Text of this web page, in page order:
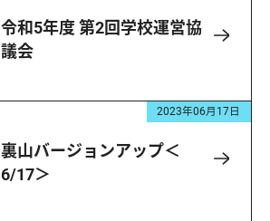
令和5年度 第2回学校運営協
議会
2023年06月17日
裏山バージョンアップ＜
6/17＞